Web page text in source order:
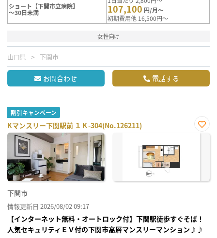
ショート【下関市立病院】
～30日未満 107,100 円/月～
初期費用他 16,500円～
女性向け
山口県 下関市
お問合わせ 電話する
割引キャンペーン
Kマンスリー下関駅前 １Ｋ-304(No.126211)
お気
下関市
情報更新日 2026/08/02 09:17
【インターネット無料・オートロック付】下関駅徒歩すぐそば！
人気セキュリティＥＶ付の下関市高層マンスリーマンション♪♪